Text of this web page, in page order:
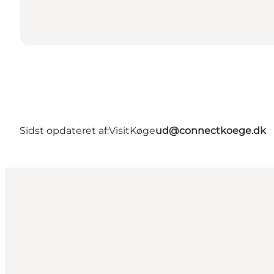
Sidst opdateret af:VisitKøgeud@connectkoege.dk